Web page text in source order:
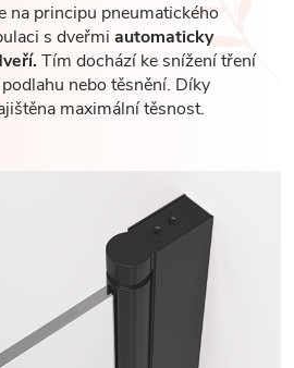
na principu pneumatického
s dveřmi automaticky
Tím dochází ke snížení tření
nebo těsnění. Díky
maximální těsnost.